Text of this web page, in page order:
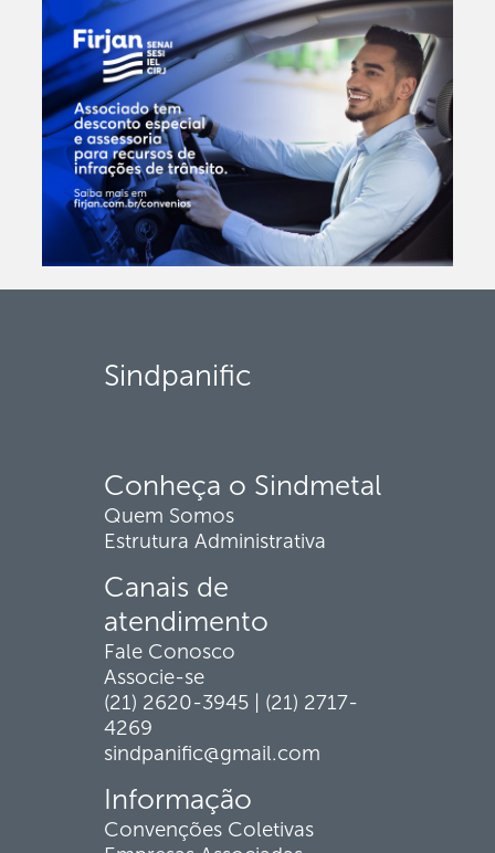
Sindpanific
Conheça o Sindmetal
Quem Somos
Estrutura Administrativa
Canais de
atendimento
Fale Conosco
Associe-se
(21) 2620-3945 | (21) 2717-
4269
sindpanific@gmail.com
Informação
Convenções Coletivas